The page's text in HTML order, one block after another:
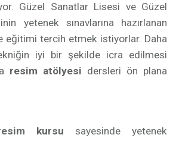
Güzel Sanatlar Lisesi ve Güzel
yetenek sınavlarına hazırlanan
eğitimi tercih etmek istiyorlar. Daha
iyi bir şekilde icra edilmesi
resim atölyesi dersleri ön plana
kursu sayesinde yetenek